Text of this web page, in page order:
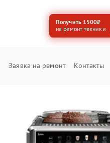
Получить 1500₽
на ремонт техники
Заявка на ремонт Контакты